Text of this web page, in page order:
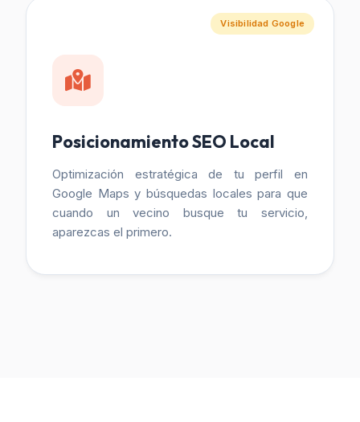
Visibilidad Google
Posicionamiento SEO Local
Optimización estratégica de tu perfil en
Google Maps y búsquedas locales para que
cuando un vecino busque tu servicio,
aparezcas el primero.